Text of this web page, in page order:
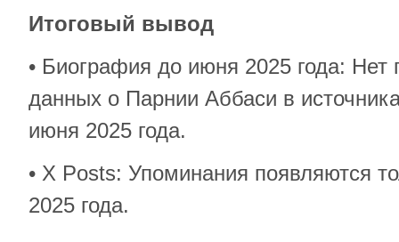
Итоговый вывод
• Биография до июня 2025 года: Нет
данных о Парнии Аббаси в
июня 2025 года.
• X Posts: Упоминания появляются
2025 года.